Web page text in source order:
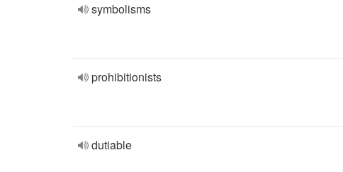
symbolisms
prohibitionists
dutiable